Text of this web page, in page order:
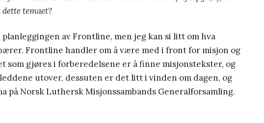
temaet?
av Frontline, men jeg kan si litt om hva
Frontline handler om å være med i front for misjon og
som gjøres i forberedelsene er å finne misjonstekster, og
utover, dessuten er det litt i vinden om dagen, og
på Norsk Luthersk Misjonssambands Generalforsamling.